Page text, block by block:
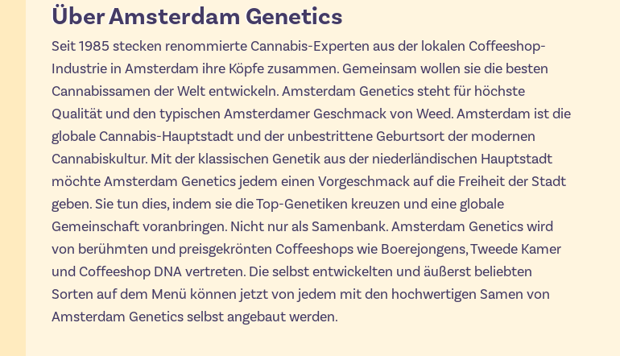
Über Amsterdam Genetics
Seit 1985 stecken renommierte Cannabis-Experten aus der lokalen Coffeeshop-
Industrie in Amsterdam ihre Köpfe zusammen. Gemeinsam wollen sie die besten
Cannabissamen der Welt entwickeln. Amsterdam Genetics steht für höchste
Qualität und den typischen Amsterdamer Geschmack von Weed. Amsterdam ist die
globale Cannabis-Hauptstadt und der unbestrittene Geburtsort der modernen
Cannabiskultur. Mit der klassischen Genetik aus der niederländischen Hauptstadt
möchte Amsterdam Genetics jedem einen Vorgeschmack auf die Freiheit der Stadt
geben. Sie tun dies, indem sie die Top-Genetiken kreuzen und eine globale
Gemeinschaft voranbringen. Nicht nur als Samenbank. Amsterdam Genetics wird
von berühmten und preisgekrönten Coffeeshops wie Boerejongens, Tweede Kamer
und Coffeeshop DNA vertreten. Die selbst entwickelten und äußerst beliebten
Sorten auf dem Menü können jetzt von jedem mit den hochwertigen Samen von
Amsterdam Genetics selbst angebaut werden.